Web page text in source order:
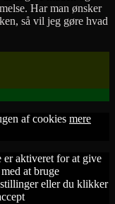
Har man ønsker
så vil jeg gøre hvad
af cookies mere
er aktiveret for at give
at bruge
eller du klikker